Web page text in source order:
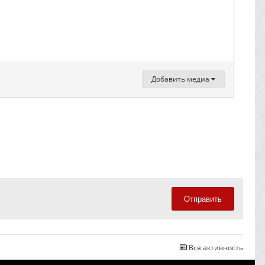
Добавить медиа
Отправить
Вся активность